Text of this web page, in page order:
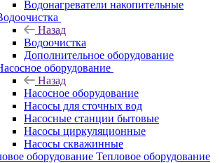
Водонагреватели накопительные
Назад
Водоочистка
Дополнительное оборудование
оборудование
Назад
Насосное оборудование
Насосы для сточных вод
Насосные станции бытовые
Насосы циркуляционные
Насосы скважинные
Тепловое оборудование